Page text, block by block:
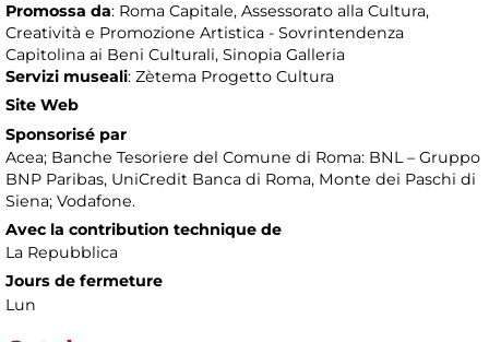
Promossa da: Roma Capitale, Assessorato alla Cultura,
Creatività e Promozione Artistica - Sovrintendenza
Capitolina ai Beni Culturali, Sinopia Galleria
Servizi museali: Zètema Progetto Cultura
Site Web
Sponsorisé par
Acea; Banche Tesoriere del Comune di Roma: BNL – Gruppo
BNP Paribas, UniCredit Banca di Roma, Monte dei Paschi di
Siena; Vodafone.
Avec la contribution technique de
La Repubblica
Jours de fermeture
Lun